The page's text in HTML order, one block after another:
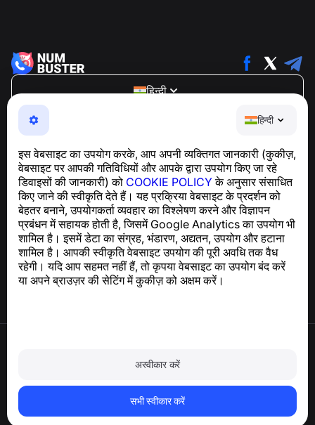
हिन्दी
इस वेबसाइट का उपयोग करके, आप अपनी व्यक्तिगत जानकारी (कुकीज़,
वेबसाइट पर आपकी गतिविधियों और आपके द्वारा उपयोग किए जा रहे
डिवाइसों की जानकारी) को COOKIE POLICYके अनुसार संसाधित
किए जाने की स्वीकृति देते हैं। यह प्रक्रिया वेबसाइट के प्रदर्शन को
बेहतर बनाने, उपयोगकर्ता व्यवहार का विश्लेषण करने और विज्ञापन
प्रबंधन में सहायक होती है, जिसमें Google Analytics का उपयोग भी
शामिल है। इसमें डेटा का संग्रह, भंडारण, अद्यतन, उपयोग और हटाना
शामिल है। आपकी स्वीकृति वेबसाइट उपयोग की पूरी अवधि तक वैध
रहेगी। यदि आप सहमत नहीं हैं, तो कृपया वेबसाइट का उपयोग बंद करें
या अपने ब्राउज़र की सेटिंग में कुकीज़ को अक्षम करें।
अस्वीकार करें
सभी स्वीकार करें
हिन्दी
NumBuster © 2013—2026 ·
support@numbuster.com
एक उपयोग में आसान ऐप जो आपको फोन घोटालों, स्पैम और अवांछित संदेशों
GDPR अनुपालन से संबंधित पूछताछ के लिए:
support@numbuster.com
सहायता केंद्र
समाचार और लेख
परियोजना के बारे में
संपर्क
खाता और व्यक्तिगत डेटा हटाएँ